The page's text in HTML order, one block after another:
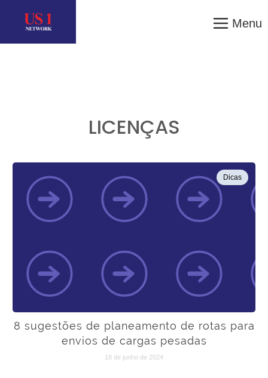
Menu
LICENÇAS
Dicas
8 sugestões de planeamento de rotas para
envios de cargas pesadas
18 de junho de 2024